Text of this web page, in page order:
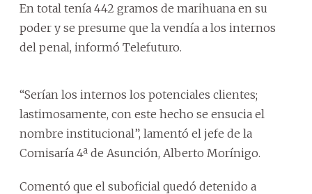
En total tenía 442 gramos de marihuana en su
poder y se presume que la vendía a los internos
del penal, informó Telefuturo.
“Serían los internos los potenciales clientes;
lastimosamente, con este hecho se ensucia el
nombre institucional”, lamentó el jefe de la
Comisaría 4ª de Asunción, Alberto Morínigo.
Comentó que el suboficial quedó detenido a